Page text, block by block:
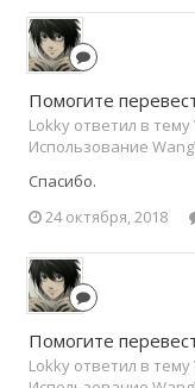
Помогите
Lokky ответил в тему
Использование
Спасибо.
24 октября, 2018
Помогите
Lokky ответил в тему